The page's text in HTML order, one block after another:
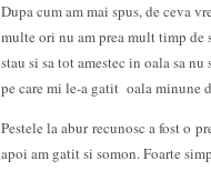
Dupa cum am mai spus, de ceva
multe ori nu am prea mult timp de
stau si sa tot amestec in oala sa
pe care mi le-a gatit oala minune
Pestele la abur recunosc a fost o
apoi am gatit si somon. Foarte